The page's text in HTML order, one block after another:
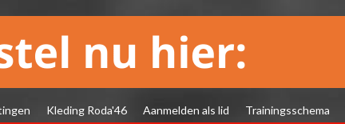
Kleding Roda'46 Aanmelden als lid Trainingsschema